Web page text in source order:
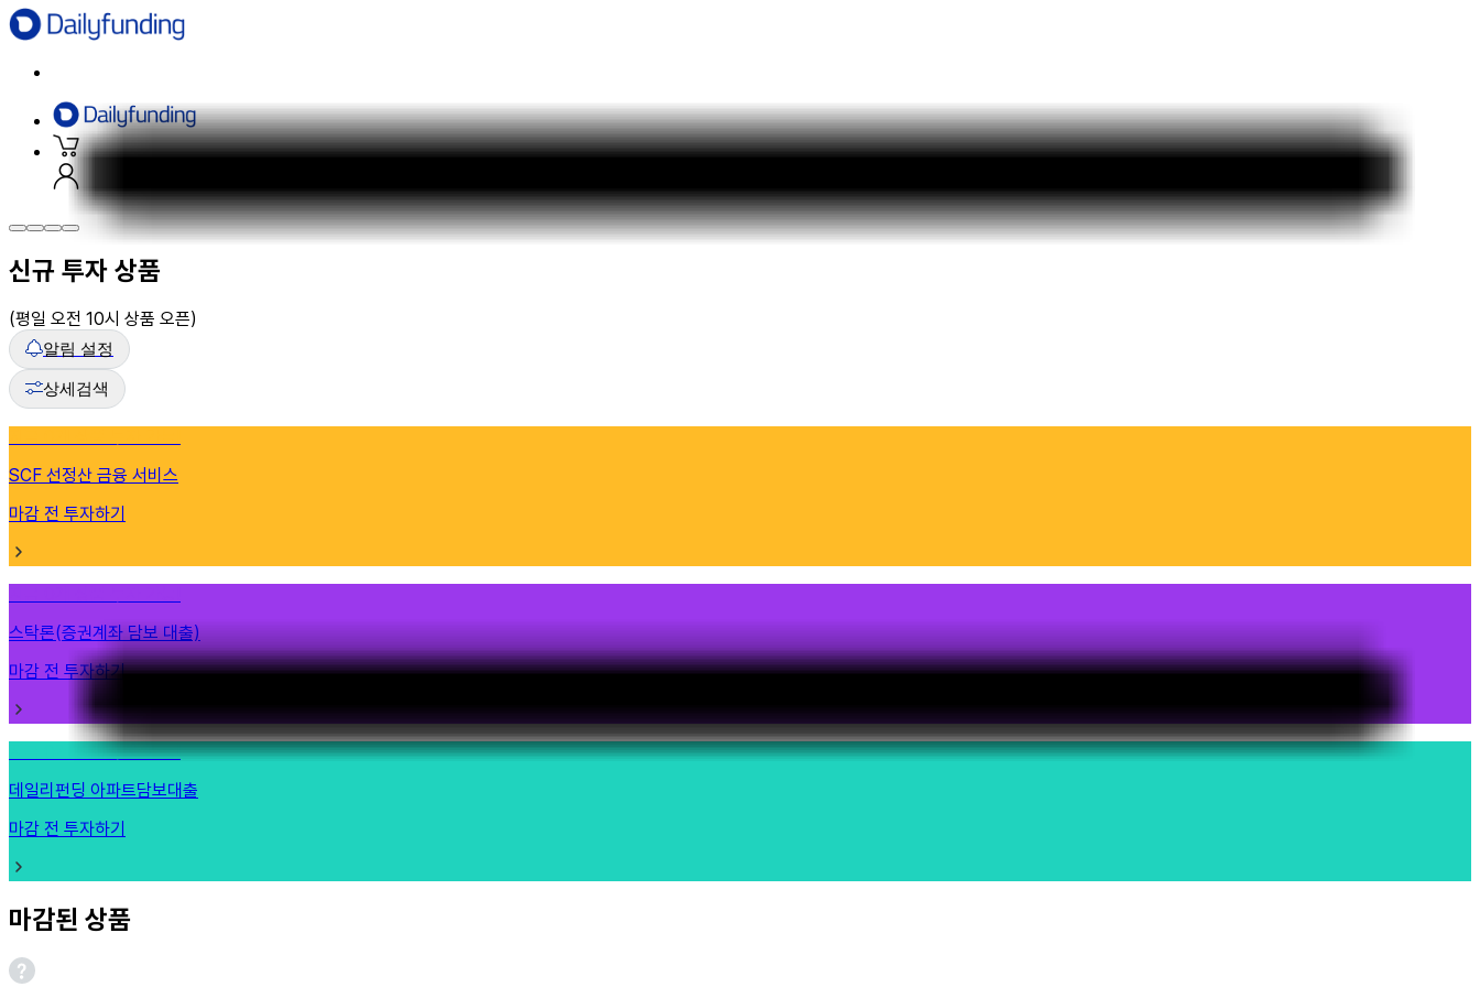
신규 투자 상품
(평일 오전 10시 상품 오픈)
알림 설정
상세검색
SCF 선정산 금융 서비스
마감 전 투자하기
스탁론(증권계좌 담보 대출)
마감 전 투자하기
지금 0개 상품 투자 가능!
데일리펀딩 아파트담보대출
마감 전 투자하기
마감된 상품